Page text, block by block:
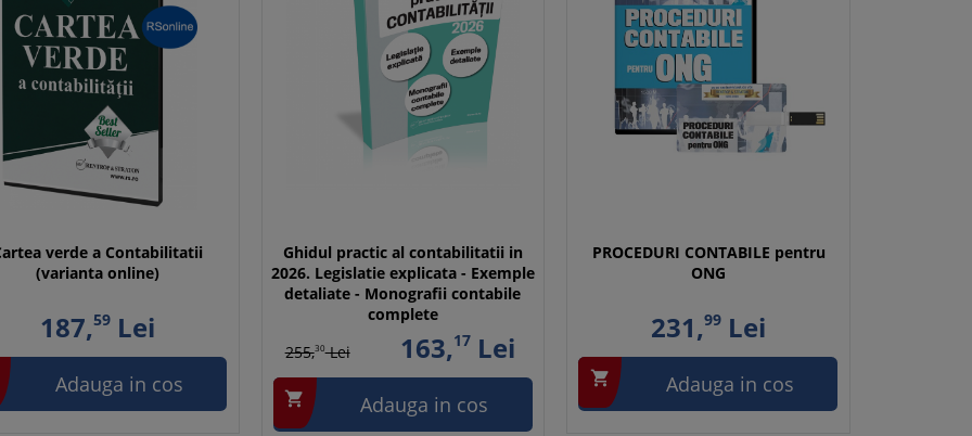
verde a Contabilitatii
(varianta online)
187,59Lei
Adauga in cos
Ghidul practic al contabilitatii in
2026. Legislatie explicata - Exemple
detaliate - Monografii contabile
complete
255,30Lei 163,17 Lei
 Adauga in cos
PROCEDURI CONTABILE pentru
ONG
231,99Lei
 Adauga in cos